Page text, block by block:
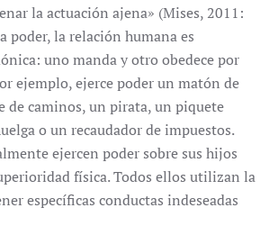
la actuación ajena» (Mises, 2011:
poder, la relación humana es
uno manda y otro obedece por
ejemplo, ejerce poder un matón de
de caminos, un pirata, un piquete
o un recaudador de impuestos.
ejercen poder sobre sus hijos
física. Todos ellos utilizan la
específicas conductas indeseadas